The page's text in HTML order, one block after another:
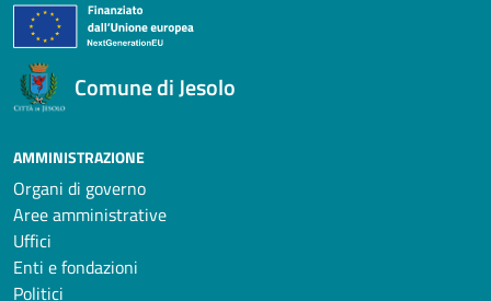
Comune di Jesolo
AMMINISTRAZIONE
Organi di governo
Aree amministrative
Uffici
Enti e fondazioni
Politici